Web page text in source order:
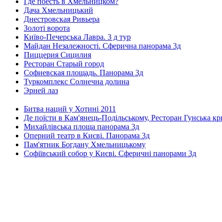
Дача Хмельницький
Днестровская Ривьера
Золоті ворота
Київо-Печерська Лавра. 3 д тур
Майдан Незалежності. Сферична панорама 3д
Пиццерия Сицилия
Ресторан Старый город
Софиевская площадь. Панорама 3д
Туркомплекс Солнечна долина
Эрней лаз
Битва наций у Хотині 2011
Де поїсти в Кам'янець-Подільському, Ресторан Гунська
Михайлівська площа панорама 3д
Оперний театр в Києві. Панорама 3д
Пам'ятник Богдану Хмельницькому
Софіївський собор у Києві. Сферичні панорами 3д